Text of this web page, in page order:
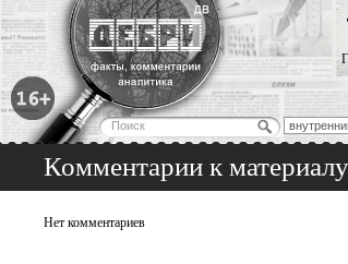
Комментарии к материалу
Нет комментариев